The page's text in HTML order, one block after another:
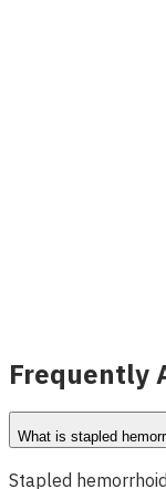
Frequently
What is stapled
Stapled